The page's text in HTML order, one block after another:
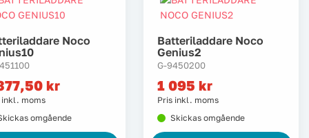
Noco
kr
inkl. moms
omgående
Batteriladdare Noco
Genius2
G-9450200
1 095 kr
Pris inkl. moms
Skickas omgående